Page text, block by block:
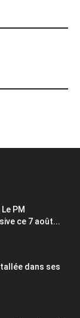
PM
ce 7 août...
dans ses